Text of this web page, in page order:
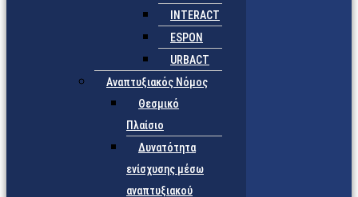
INTERACT
ESPON
URBACT
Αναπτυξιακός Νόμος
Θεσμικό
Πλαίσιο
Δυνατότητα
ενίσχυσης μέσω
αναπτυξιακού